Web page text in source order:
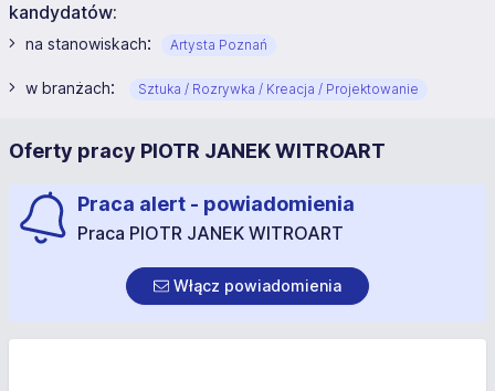
kandydatów:
na stanowiskach: Artysta Poznań
w branżach: Sztuka / Rozrywka / Kreacja / Projektowanie
Oferty pracy PIOTR JANEK WITROART
Praca alert - powiadomienia
Praca PIOTR JANEK WITROART
Włącz powiadomienia